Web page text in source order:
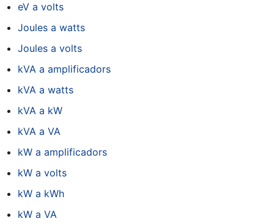
eV a volts
Joules a watts
Joules a volts
kVA a amplificadors
kVA a watts
kVA a kW
kVA a VA
kW a amplificadors
kW a volts
kW a kWh
kW a VA